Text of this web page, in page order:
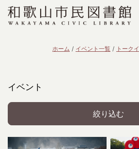
ホーム イベント一覧 トーク
イベント
絞り込む